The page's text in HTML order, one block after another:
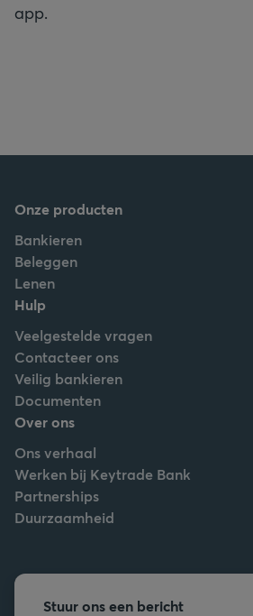
app.
Onze producten
Bankieren
Beleggen
Lenen
Hulp
Veelgestelde vragen
Contacteer ons
Veilig bankieren
Documenten
Over ons
Ons verhaal
Werken bij Keytrade Bank
Partnerships
Duurzaamheid
Stuur ons een bericht